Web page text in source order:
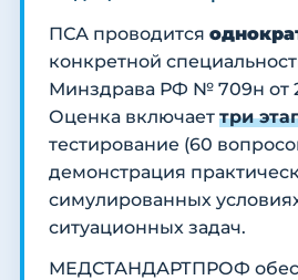
ПСА проводится
конкретной
Минздрава РФ № 709н от
Оценка включает три
тестирование (60
демонстрация
симулированных
ситуационных задач.
МЕДСТАНДАРТПРОФ